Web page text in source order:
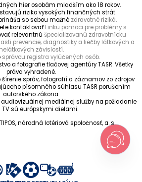
hier osobám mladším ako 18 rokov.
riziko vysokých finančných strát.
so sebou možné zdravotné riziká.
kontaktovaťLinku pomoci pre problémy s
relevantnú špecializovanú zdravotnícku
prevencie, diagnostiky a liečby látkových a
nelátkových závislostí.
správcu registra vylúčených osôb.
a fotografie tlačovej agentúry TASR. Všetky
práva vyhradené.
správ, fotografií a záznamov zo zdrojov
písomného súhlasu TASR porušením
autorského zákona.
mediálnej služby na požiadanie
TV sú európskymi dielami.
národná lotériová spoločnosť, a. s.